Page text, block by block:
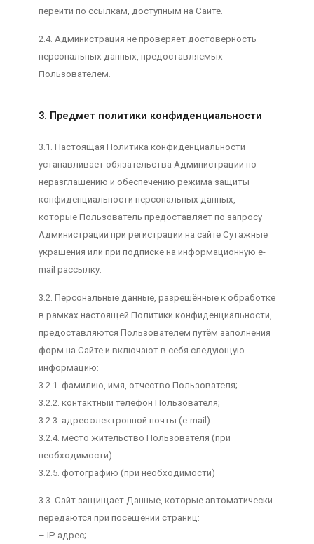
перейти по ссылкам, доступным на Сайте.
2.4. Администрация не проверяет достоверность
персональных данных, предоставляемых
Пользователем.
3. Предмет политики конфиденциальности
3.1. Настоящая Политика конфиденциальности
устанавливает обязательства Администрации по
неразглашению и обеспечению режима защиты
конфиденциальности персональных данных,
которые Пользователь предоставляет по запросу
Администрации при регистрации на сайте Сутажные
украшения или при подписке на информационную e-
mail рассылку.
3.2. Персональные данные, разрешённые к обработке
в рамках настоящей Политики конфиденциальности,
предоставляются Пользователем путём заполнения
форм на Сайте и включают в себя следующую
информацию:
3.2.1. фамилию, имя, отчество Пользователя;
3.2.2. контактный телефон Пользователя;
3.2.3. адрес электронной почты (e-mail)
3.2.4. место жительство Пользователя (при
необходимости)
3.2.5. фотографию (при необходимости)
3.3. Сайт защищает Данные, которые автоматически
передаются при посещении страниц:
– IP адрес;